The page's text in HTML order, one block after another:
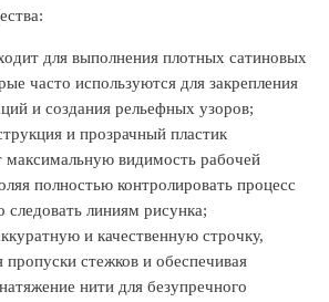
для выполнения плотных сатиновых
часто используются для закрепления
и создания рельефных узоров;
и прозрачный пластик
максимальную видимость рабочей
полностью контролировать процесс
следовать линиям рисунка;
и качественную строчку,
пропуски стежков и обеспечивая
нити для безупречного